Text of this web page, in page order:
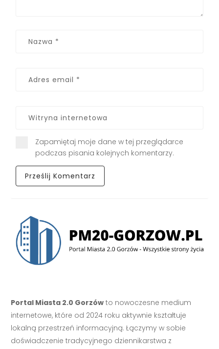
Zapamiętaj moje dane w tej przeglądarce
podczas pisania kolejnych komentarzy.
Portal Miasta 2.0 Gorzów to nowoczesne medium
internetowe, które od 2024 roku aktywnie kształtuje
lokalną przestrzeń informacyjną. Łączymy w sobie
doświadczenie tradycyjnego dziennikarstwa z